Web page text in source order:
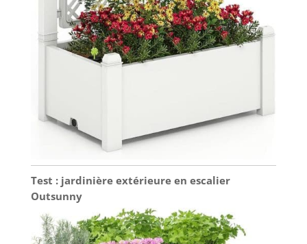
Test : jardinière extérieure en escalier
Outsunny